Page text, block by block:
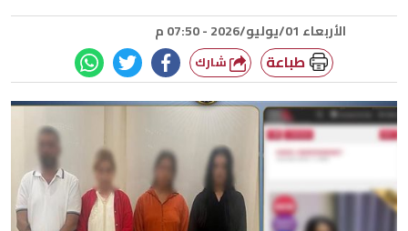
الأربعاء 01/يوليو/2026 - 07:50 م
طباعة